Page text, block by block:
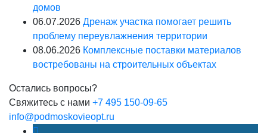
домов
06.07.2026 Дренаж участка помогает решить
проблему переувлажнения территории
08.06.2026 Комплексные поставки материалов
востребованы на строительных объектах
Остались вопросы?
Свяжитесь с нами +7 495 150-09-65
info@podmoskovieopt.ru